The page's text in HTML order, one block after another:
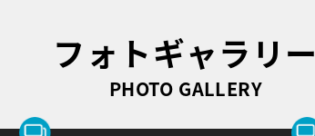
フォトギャラリー
PHOTO GALLERY